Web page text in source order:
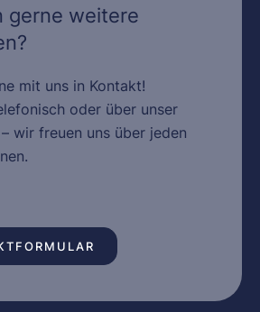
gerne weitere
mit uns in Kontakt!
oder über unser
wir freuen uns über jeden